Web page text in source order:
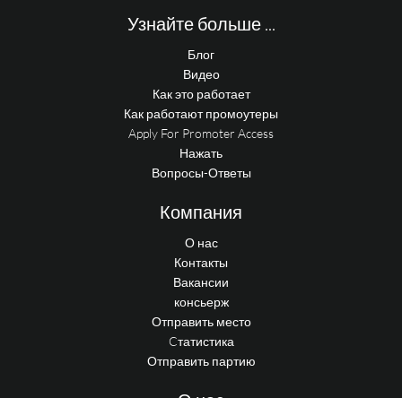
Узнайте больше ...
Блог
Видео
Как это работает
Как работают промоутеры
Apply For Promoter Access
Нажать
Вопросы-Ответы
Компания
О нас
Контакты
Вакансии
консьерж
Отправить место
Cтатистика
Отправить партию